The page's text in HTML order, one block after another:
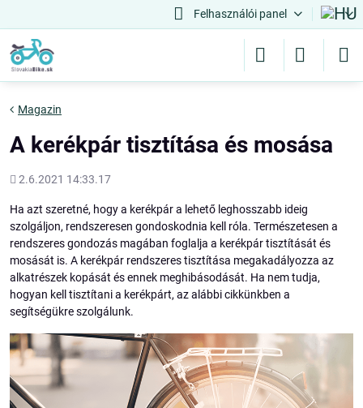
Felhasználói panel
Magazin
A kerékpár tisztítása és mosása
Hozááadott
2.6.2021 14:33.17
Ha azt szeretné, hogy a kerékpár a lehető leghosszabb ideig
szolgáljon, rendszeresen gondoskodnia kell róla. Természetesen a
rendszeres gondozás magában foglalja a kerékpár tisztítását és
mosását is. A kerékpár rendszeres tisztítása megakadályozza az
alkatrészek kopását és ennek meghibásodását. Ha nem tudja,
hogyan kell tisztítani a kerékpárt, az alábbi cikkünkben a
segítségükre szolgálunk.